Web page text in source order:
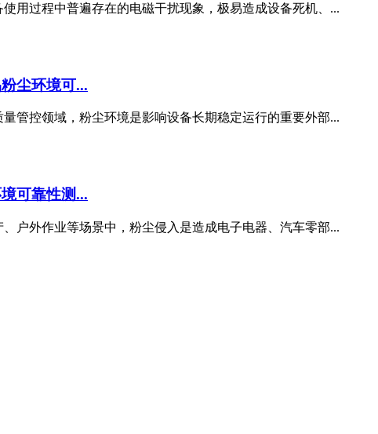
用过程中普遍存在的电磁干扰现象，极易造成设备死机、...
尘环境可...
管控领域，粉尘环境是影响设备长期稳定运行的重要外部...
可靠性测...
户外作业等场景中，粉尘侵入是造成电子电器、汽车零部...